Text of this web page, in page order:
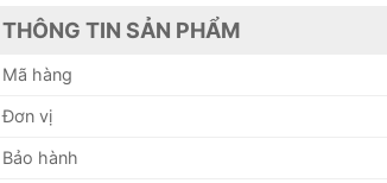
THÔNG TIN SẢN PHẨM
Mã hàng
Đơn vị
Bảo hành